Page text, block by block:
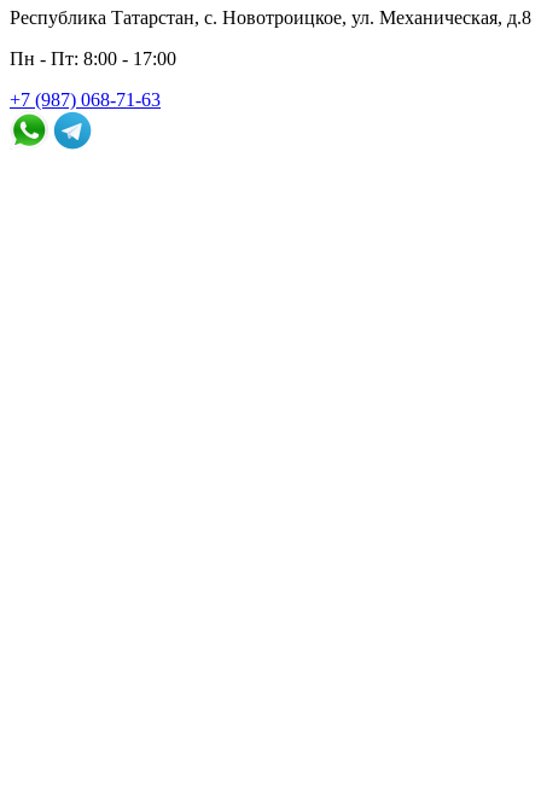
Республика Татарстан, с. Новотроицкое, ул. Механическая, д.8
Пн - Пт: 8:00 - 17:00
+7 (987) 068-71-63